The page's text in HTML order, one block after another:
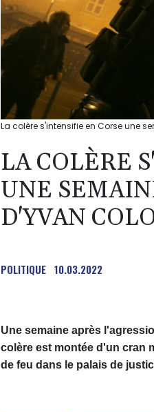
La colère s'intensifie en Corse une
LA COLÈRE
UNE
D'YVAN
POLITIQUE 10.03.2022
Une semaine après
colère est montée d'un cran
de feu dans le palais de